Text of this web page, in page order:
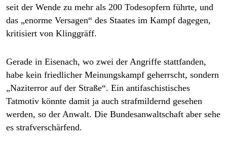
seit der Wende zu mehr als 200 Todesopfern führte, und
das „enorme Versagen“ des Staates im Kampf dagegen,
kritisiert von Klinggräff.
Gerade in Eisenach, wo zwei der Angriffe stattfanden,
habe kein friedlicher Meinungskampf geherrscht, sondern
„Naziterror auf der Straße“. Ein antifaschistisches
Tatmotiv könnte damit ja auch strafmildernd gesehen
werden, so der Anwalt. Die Bundesanwaltschaft aber sehe
es strafverschärfend.